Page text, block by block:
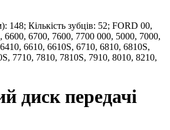
148; Кількість зубців: 52; FORD 00,
6600, 6700, 7600, 7700 000, 5000, 7000,
6610, 6610S, 6710, 6810, 6810S,
7710, 7810, 7810S, 7910, 8010, 8210,
диск передачі